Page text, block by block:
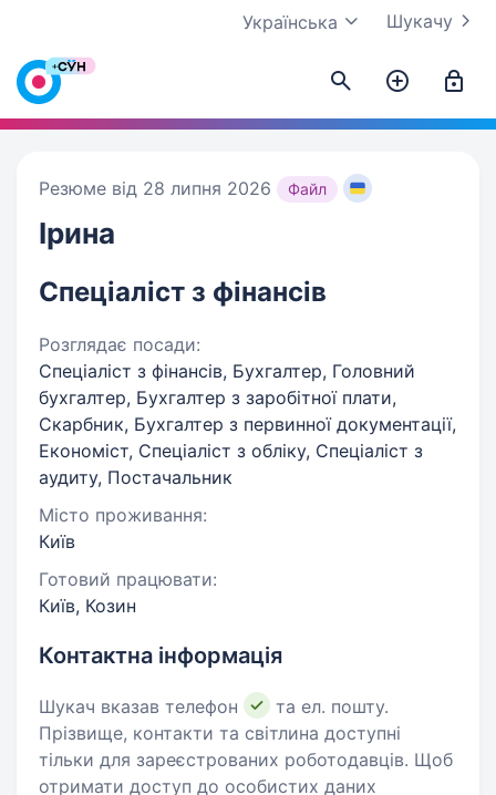
Шукачу
Українська
Резюме від 28 липня 2026 Файл
Ірина
Спеціаліст з фінансів
Розглядає посади:
Спеціаліст з фінансів, Бухгалтер, Головний
бухгалтер, Бухгалтер з заробітної плати,
Скарбник, Бухгалтер з первинної документації,
Економіст, Спеціаліст з обліку, Спеціаліст з
аудиту, Постачальник
Місто проживання:
Київ
Готовий працювати:
Київ, Козин
Контактна інформація
Шукач вказав телефон
та ел. пошту.
Прізвище, контакти та світлина доступні
тільки для зареєстрованих роботодавців. Щоб
отримати доступ до особистих даних